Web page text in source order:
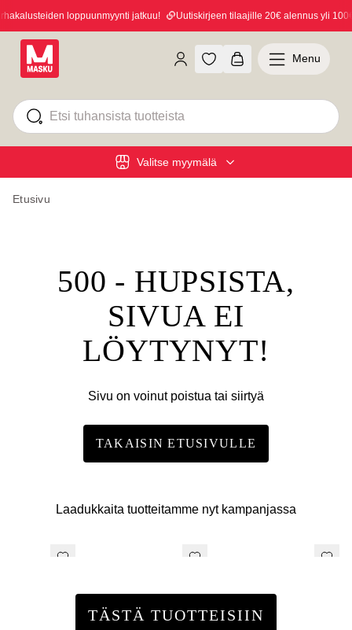
loppuunmyynti jatkuu! Uutiskirjeen tilaajille 20€ alennus yli 100€
Valitse myymälä
Menu
Etusivu
500 - HUPSISTA,
SIVUA EI
LÖYTYNYT!
Sivu on voinut poistua tai siirtyä
TAKAISIN ETUSIVULLE
Laadukkaita tuotteitamme nyt kampanjassa
TÄSTÄ TUOTTEISIIN